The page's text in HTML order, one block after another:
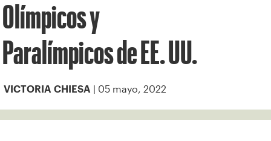
Olímpicos y
Paralímpicos de EE. UU.
VICTORIA CHIESA | 05 mayo, 2022